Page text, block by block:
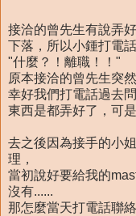
接洽的曾先生有說弄
下落，所以小鍾打電話
"什麼？！離職！！"
原本接洽的曾先生突
幸好我們打電話過去問
東西是都弄好了，可
去之後因為接手的小
理，
當初說好要給我的
沒有......
那怎麼當天打電話聯